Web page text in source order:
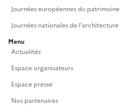
Journées européennes du patrimoine
Journées nationales de l'architecture
Menu
Actualités
Espace organisateurs
Espace presse
Nos partenaires